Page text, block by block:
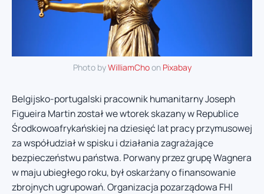
Photo byWilliamChoon Pixabay
Belgijsko-portugalski pracownik humanitarny Joseph
Figueira Martin został we wtorek skazany w Republice
Środkowoafrykańskiej na dziesięć lat pracy przymusowej
za współudział w spisku i działania zagrażające
bezpieczeństwu państwa. Porwany przez grupę Wagnera
w maju ubiegłego roku, był oskarżany o finansowanie
zbrojnych ugrupowań. Organizacja pozarządowa FHI